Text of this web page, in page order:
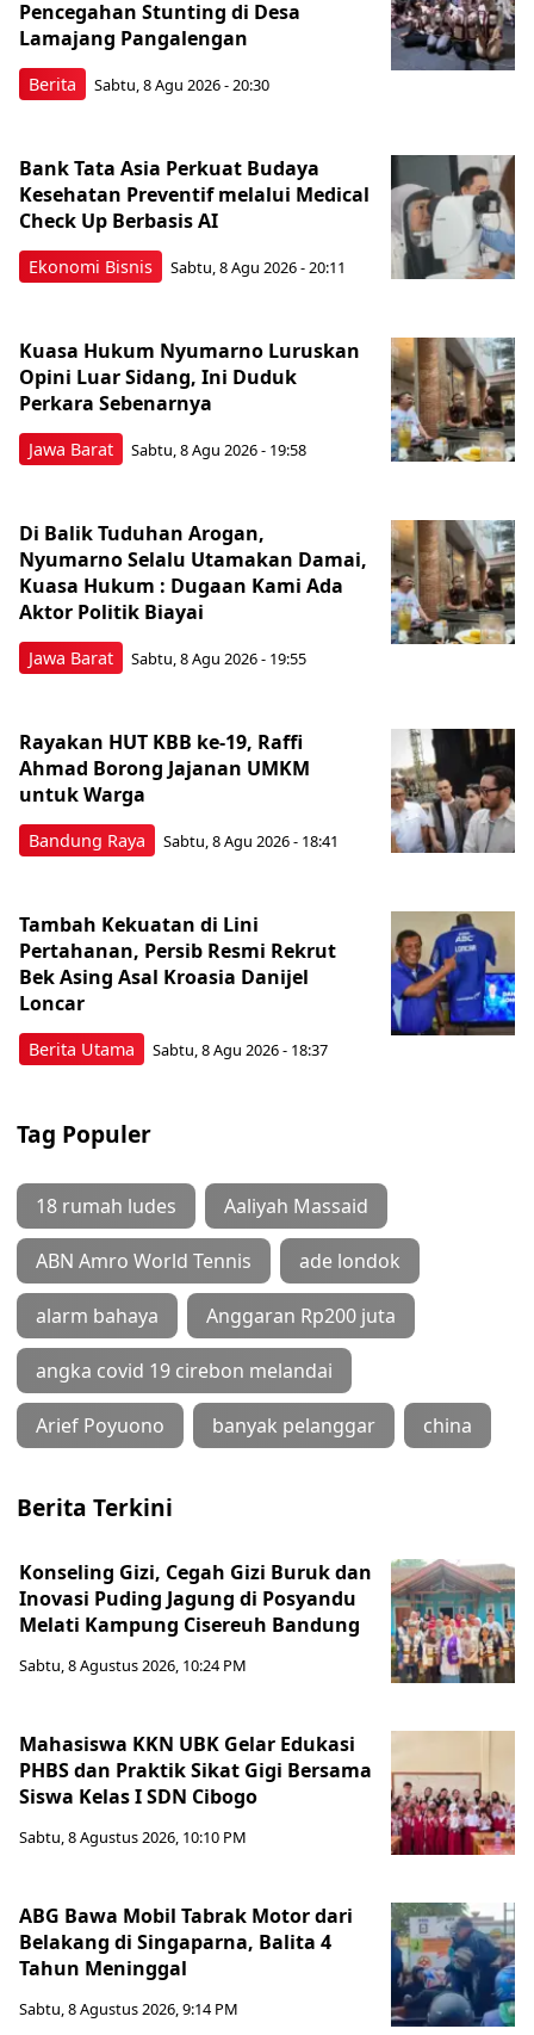
Berita
Pencegahan Stunting di Desa
Lamajang Pangalengan
Sabtu, 8 Agu 2026 - 20:30
Ekonomi Bisnis
Bank Tata Asia Perkuat Budaya
Kesehatan Preventif melalui Medical
Check Up Berbasis AI
Sabtu, 8 Agu 2026 - 20:11
Jawa Barat
Kuasa Hukum Nyumarno Luruskan
Opini Luar Sidang, Ini Duduk
Perkara Sebenarnya ​
Sabtu, 8 Agu 2026 - 19:58
Jawa Barat
Di Balik Tuduhan Arogan,
Nyumarno Selalu Utamakan Damai,
Kuasa Hukum : Dugaan Kami Ada
Aktor Politik Biayai
Sabtu, 8 Agu 2026 - 19:55
Bandung Raya
Rayakan HUT KBB ke-19, Raffi
Ahmad Borong Jajanan UMKM
untuk Warga
Sabtu, 8 Agu 2026 - 18:41
Berita Utama
Tambah Kekuatan di Lini
Pertahanan, Persib Resmi Rekrut
Bek Asing Asal Kroasia Danijel
Loncar
Sabtu, 8 Agu 2026 - 18:37
Tag Populer
18 rumah ludes Aaliyah Massaid
ABN Amro World Tennis ade londok
alarm bahaya Anggaran Rp200 juta
angka covid 19 cirebon melandai
Arief Poyuono banyak pelanggar china
Berita Terkini
Konseling Gizi, Cegah Gizi Buruk dan
Inovasi Puding Jagung di Posyandu
Melati Kampung Cisereuh Bandung
Sabtu, 8 Agustus 2026, 10:24 PM
Mahasiswa KKN UBK Gelar Edukasi
PHBS dan Praktik Sikat Gigi Bersama
Siswa Kelas I SDN Cibogo
Sabtu, 8 Agustus 2026, 10:10 PM
ABG Bawa Mobil Tabrak Motor dari
Belakang di Singaparna, Balita 4
Tahun Meninggal
Sabtu, 8 Agustus 2026, 9:14 PM